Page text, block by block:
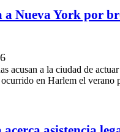
a Nueva York por
acusan a la ciudad de
en Harlem el verano